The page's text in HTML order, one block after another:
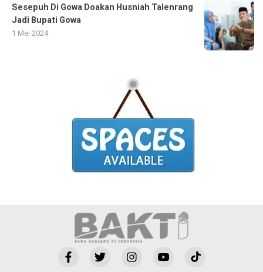
Sesepuh Di Gowa Doakan Husniah Talenrang
Jadi Bupati Gowa
1 Mei 2024